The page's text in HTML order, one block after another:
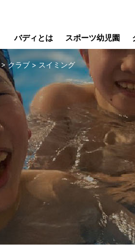
バディとは スポーツ幼児園
>クラブ>スイミング